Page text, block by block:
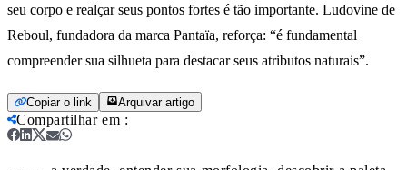
seu corpo e realçar seus pontos fortes é tão importante. Ludovine de
Reboul, fundadora da marca Pantaïa, reforça: “é fundamental
compreender sua silhueta para destacar seus atributos naturais”.
Copiar o link Arquivar artigo
Compartilhar em :